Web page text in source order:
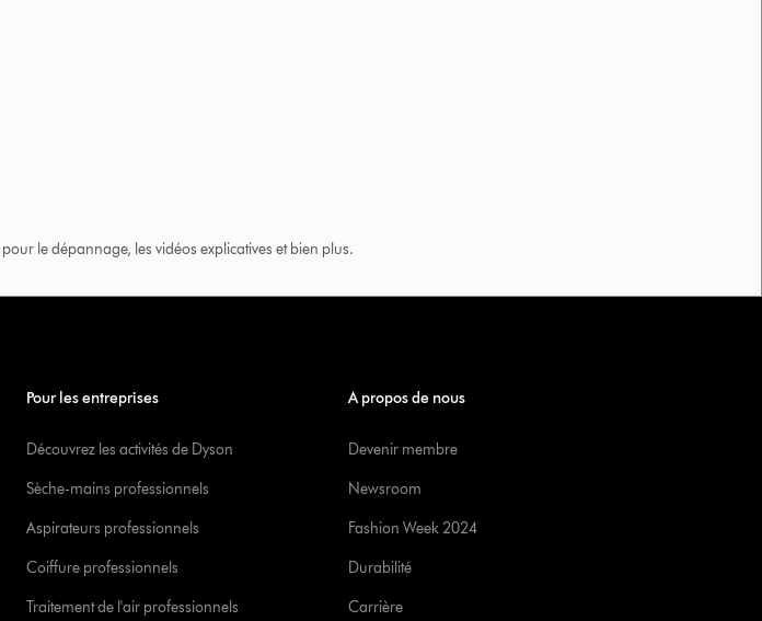
pour le dépannage, les vidéos explicatives et bien plus.​
Pour les entreprises
Découvrez les activités de Dyson
Sèche-mains professionnels
Aspirateurs professionnels
Coiffure professionnels
Traitement de l'air professionnels
A propos de nous
Devenir membre
Newsroom
Fashion Week 2024
Durabilité
Carrière